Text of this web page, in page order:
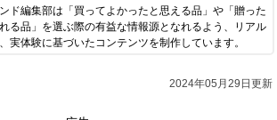
ド編集部は「買ってよかったと思える品」や「贈った
る品」を選ぶ際の有益な情報源となれるよう、リアル
実体験に基づいたコンテンツを制作しています。
2024年05月29日更新